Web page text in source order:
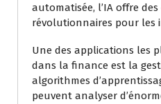
automatisée, l’IA offre
révolutionnaires pour les
Une des applications les
dans la finance est la
algorithmes
peuvent analyser